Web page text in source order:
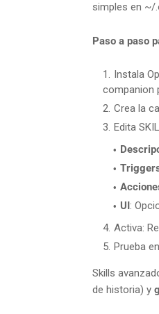
simples en ~/
Paso a paso
Instala
companion
Crea la
Edita
UI:
Activa:
Prueba
Skills
de historia) y